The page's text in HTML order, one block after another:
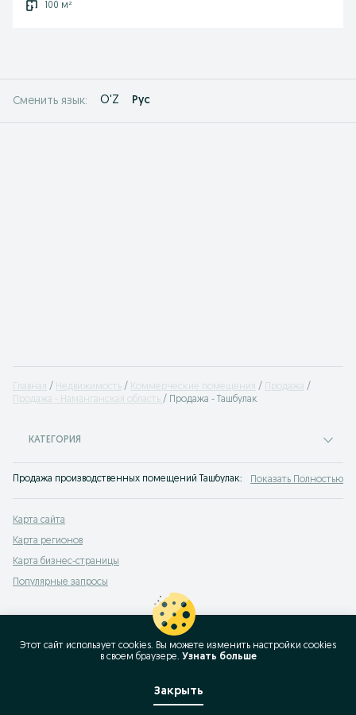
100 м²
Сменить язык: O'Z Рус
Главная Недвижимость Коммерческие помещения
Продажа
Продажа - Наманганская область
Продажа - Ташбулак
КАТЕГОРИЯ
Продажа производственных помещений Ташбулак: купить нежилое
Показать Полностью
Карта сайта
Карта регионов
Карта бизнес-страницы
Популярные запросы
Этот сайт использует cookies. Вы можете изменить настройки cookies
в своeм браузере. Узнать больше
Закрыть